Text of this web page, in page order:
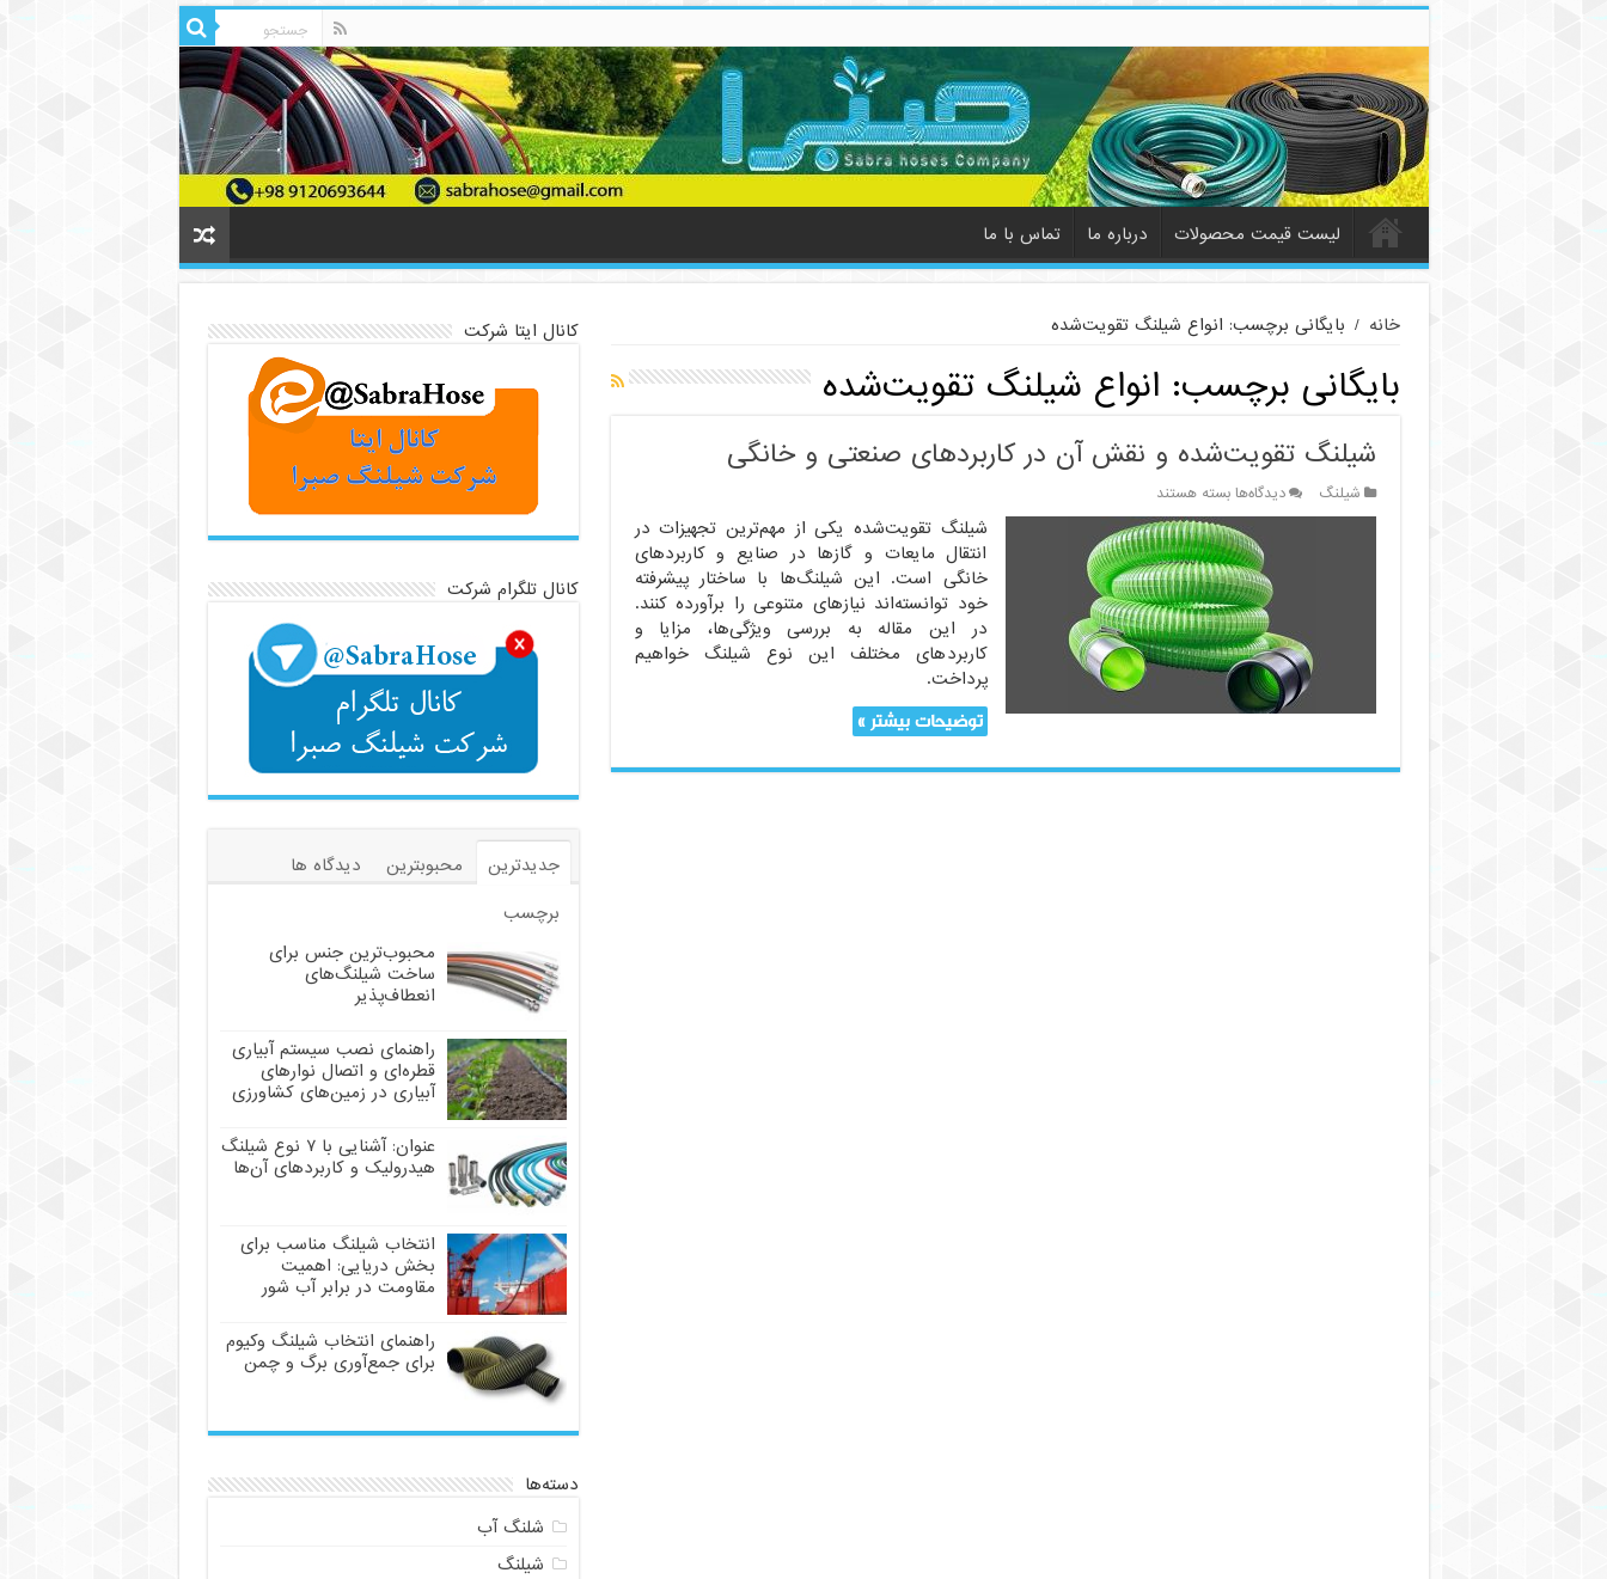
لیست قیمت محصولات درباره ما تماس با ما
خانه / بایگانی برچسب: انواع شیلنگ تقویت‌شده
بایگانی برچسب: انواع شیلنگ تقویت‌شده
شیلنگ تقویت‌شده و نقش آن در کاربردهای صنعتی و خانگی
شیلنگ دیدگاه‌هابرای
شیلنگ
تقویت‌شده
و
نقش
آن
در
کاربردهای
صنعتی
و
بسته هستند
شیلنگ تقویت‌شده یکی از مهم‌ترین تجهیزات در
انتقال مایعات و گازها در صنایع و کاربردهای
خانگی است. این شیلنگ‌ها با ساختار پیشرفته
خود توانسته‌اند نیازهای متنوعی را برآورده کنند.
در این مقاله به بررسی ویژگی‌ها، مزایا و
کاربردهای مختلف این نوع شیلنگ خواهیم
پرداخت.
توضیحات بیشتر »
کانال ایتا شرکت
کانال تلگرام شرکت
جدیدترین محبوبترین
دیدگاه ها
برچسب
محبوب‌ترین جنس برای
ساخت شیلنگ‌های
انعطاف‌پذیر
راهنمای نصب سیستم آبیاری
قطره‌ای و اتصال نوارهای
آبیاری در زمین‌های کشاورزی
عنوان: آشنایی با ۷ نوع شیلنگ
هیدرولیک و کاربردهای آن‌ها
انتخاب شیلنگ مناسب برای
بخش دریایی: اهمیت
مقاومت در برابر آب شور
راهنمای انتخاب شیلنگ وکیوم
برای جمع‌آوری برگ و چمن
دسته‌ها
شلنگ آب
شیلنگ